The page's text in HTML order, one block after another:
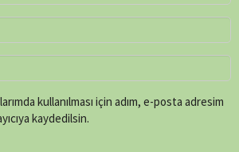
kullanılması için adım, e-posta adresim
kaydedilsin.